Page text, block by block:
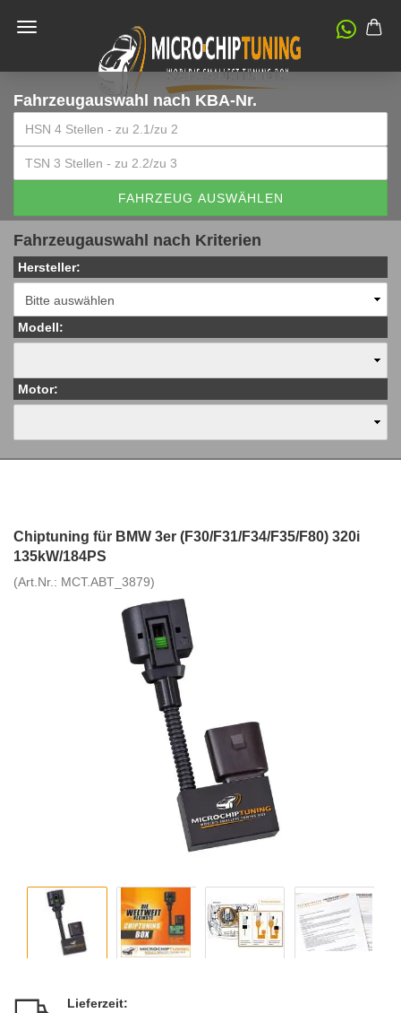
Fahrzeugauswahl nach KBA-Nr.
FAHRZEUG AUSWÄHLEN
Fahrzeugauswahl nach Kriterien
Hersteller:
Modell:
Motor:
Chiptuning für BMW 3er (F30/F31/F34/F35/F80) 320i
135kW/184PS
(Art.Nr.: MCT.ABT_3879)
Lieferzeit: